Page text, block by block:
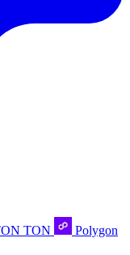
TON
Polygon